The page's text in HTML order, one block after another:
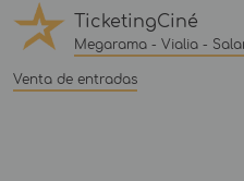
TicketingCiné
Megarama - Vialia -
Venta de entradas